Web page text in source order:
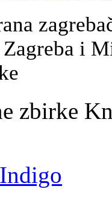
Zagreba i
zbirke